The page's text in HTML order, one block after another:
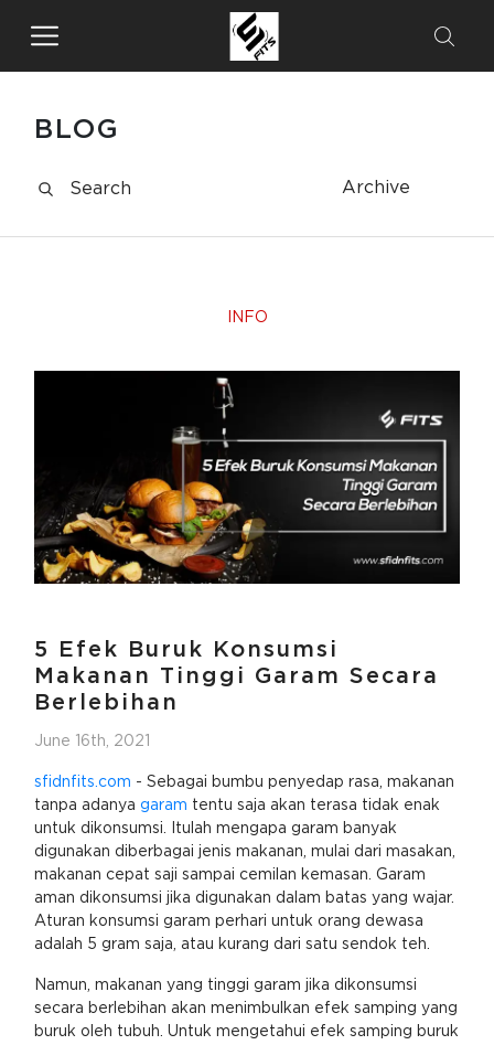
BLOG
Archive
INFO
5 Efek Buruk Konsumsi
Makanan Tinggi Garam Secara
Berlebihan
June 16th, 2021
sfidnfits.com - Sebagai bumbu penyedap rasa, makanan
tanpa adanya garam tentu saja akan terasa tidak enak
untuk dikonsumsi. Itulah mengapa garam banyak
digunakan diberbagai jenis makanan, mulai dari masakan,
makanan cepat saji sampai cemilan kemasan. Garam
aman dikonsumsi jika digunakan dalam batas yang wajar.
Aturan konsumsi garam perhari untuk orang dewasa
adalah 5 gram saja, atau kurang dari satu sendok teh.
Namun, makanan yang tinggi garam jika dikonsumsi
secara berlebihan akan menimbulkan efek samping yang
buruk oleh tubuh. Untuk mengetahui efek samping buruk